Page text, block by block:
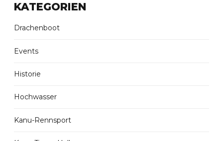
KATEGORIEN
Drachenboot
Events
Historie
Hochwasser
Kanu-Rennsport